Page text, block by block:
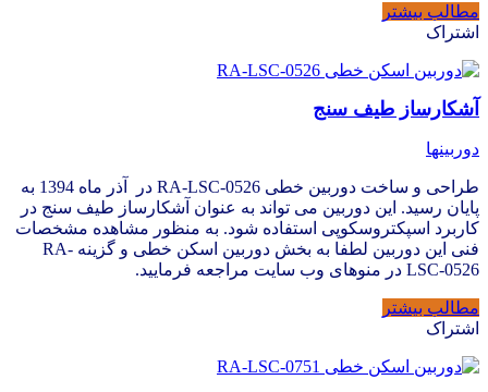
مطالب بیشتر
اشتراک
آشکارساز طیف سنج
دوربینها
طراحی و ساخت دوربین خطی RA-LSC-0526 در آذر ماه 1394 به
پایان رسید. این دوربین می تواند به عنوان آشکارساز طیف سنج در
کاربرد اسپکتروسکوپی استفاده شود. به منظور مشاهده مشخصات
فنی این دوربین لطفا به بخش دوربین اسکن خطی و گزینه RA-
LSC-0526 در منوهای وب سایت مراجعه فرمایید.
مطالب بیشتر
اشتراک